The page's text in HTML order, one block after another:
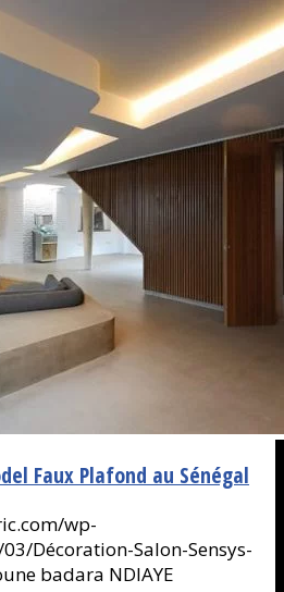
Faux Plafond au Sénégal
wp-
Décoration-Salon-Sensys-
badara NDIAYE